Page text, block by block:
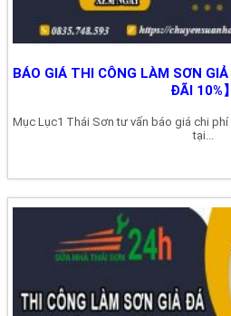
BÁO GIÁ THI CÔNG LÀM SƠN
ĐÃI 10%】
Mục Lục1 Thái Sơn tư vấn báo giá chi
tại...